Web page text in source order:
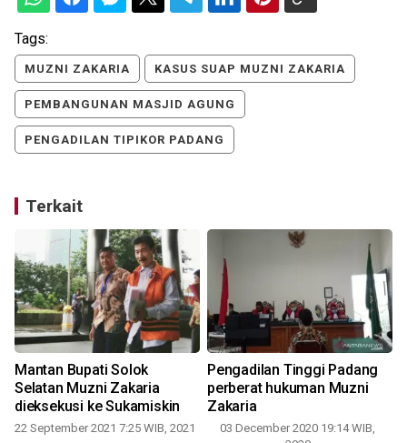
Tags:
MUZNI ZAKARIA KASUS SUAP MUZNI ZAKARIA
PEMBANGUNAN MASJID AGUNG
PENGADILAN TIPIKOR PADANG
Terkait
Mantan Bupati Solok
Selatan Muzni Zakaria
dieksekusi ke Sukamiskin
22 September 2021 7:25 WIB, 2021
Pengadilan Tinggi Padang
perberat hukuman Muzni
Zakaria
03 December 2020 19:14 WIB,